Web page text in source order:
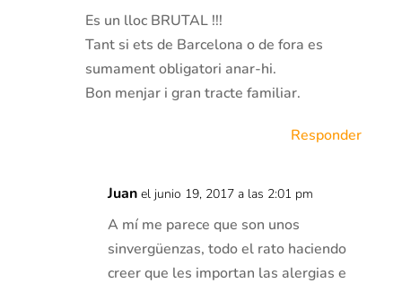
Es un lloc BRUTAL !!!
Tant si ets de Barcelona o de fora es
sumament obligatori anar-hi.
Bon menjar i gran tracte familiar.
Responder
Juan el junio 19, 2017 a las 2:01 pm
A mí me parece que son unos
sinvergüenzas, todo el rato haciendo
creer que les importan las alergias e